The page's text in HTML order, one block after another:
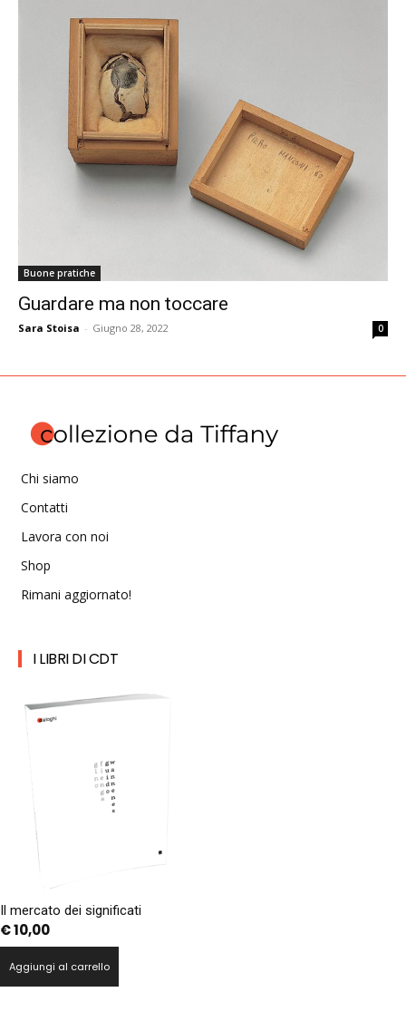
Buone pratiche
Guardare ma non toccare
Sara Stoisa - Giugno 28, 2022 0
Chi siamo
Contatti
Lavora con noi
Shop
Rimani aggiornato!
I LIBRI DI CDT
Il mercato dei significati
€10,00
Aggiungi al carrello